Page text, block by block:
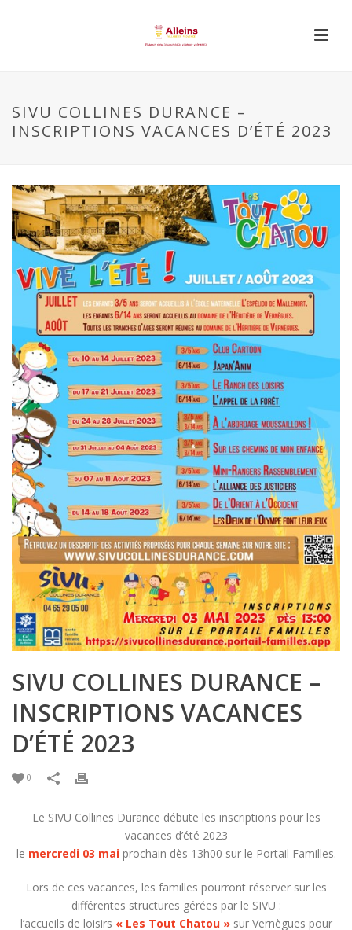
SIVU COLLINES DURANCE –
INSCRIPTIONS VACANCES D’ÉTÉ 2023
SIVU COLLINES DURANCE –
INSCRIPTIONS VACANCES
D’ÉTÉ 2023
0
Le SIVU Collines Durance débute les inscriptions pour les
vacances d’été 2023
le mercredi 03 maiprochain dès 13h00 sur le Portail Familles.
Lors de ces vacances, les familles pourront réserver sur les
différentes structures gérées par le SIVU :
l’accueils de loisirs « Les Tout Chatou »sur Vernègues pour